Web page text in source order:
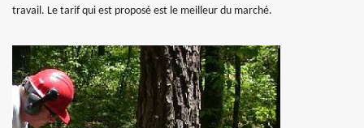
travail. Le tarif qui est proposé est le meilleur du marché.